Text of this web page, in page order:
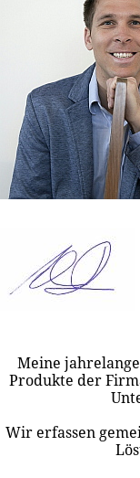
Meine
Produkte der
Wir erfassen